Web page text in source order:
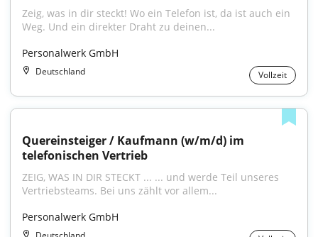
Zeig, was in dir steckt! Wo ein Telefon ist, da ist auch ein
Weg. Und ein direkter Draht zu deinen...
Personalwerk GmbH
Deutschland Vollzeit
Quereinsteiger / Kaufmann (w/m/d) im
telefonischen Vertrieb
ZEIG, WAS IN DIR STECKT ... ... und werde Teil unseres
Vertriebsteams. Bei uns zählt vor allem...
Personalwerk GmbH